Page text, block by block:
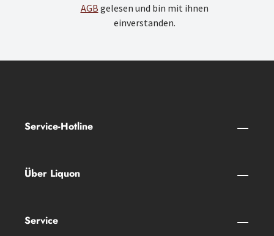
AGB gelesen und bin mit ihnen
einverstanden.
Service-Hotline
Über Liquon
Service